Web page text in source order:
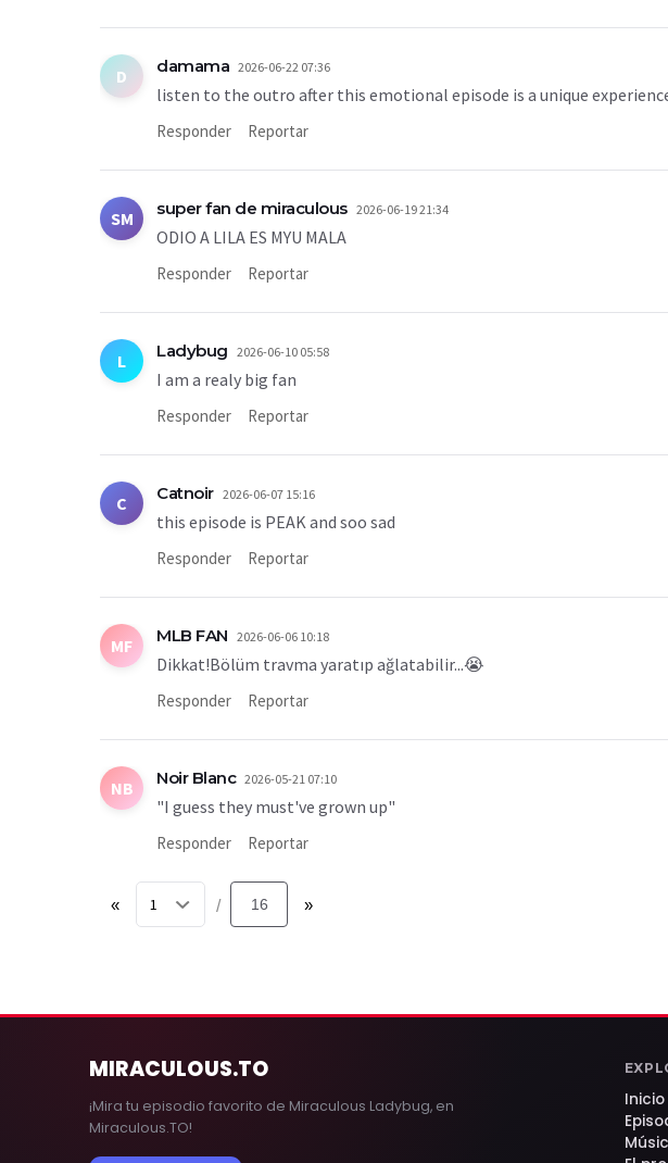
D damama 2026-06-22 07:36
listen to the outro after this emotional episode is a unique
Responder Reportar
SM super fan de miraculous 2026-06-19 21:34
ODIO A LILA ES MYU MALA
Responder Reportar
L Ladybug 2026-06-10 05:58
I am a realy big fan
Responder Reportar
C Catnoir 2026-06-07 15:16
this episode is PEAK and soo sad
Responder Reportar
MF MLB FAN 2026-06-06 10:18
Dikkat!Bölüm travma yaratıp ağlatabilir...😭
Responder Reportar
NB Noir Blanc 2026-05-21 07:10
"I guess they must've grown up"
Responder Reportar
« / 16 »
MIRACULOUS.TO
¡Mira tu episodio favorito de Miraculous Ladybug, en
Miraculous.TO!
Inicio